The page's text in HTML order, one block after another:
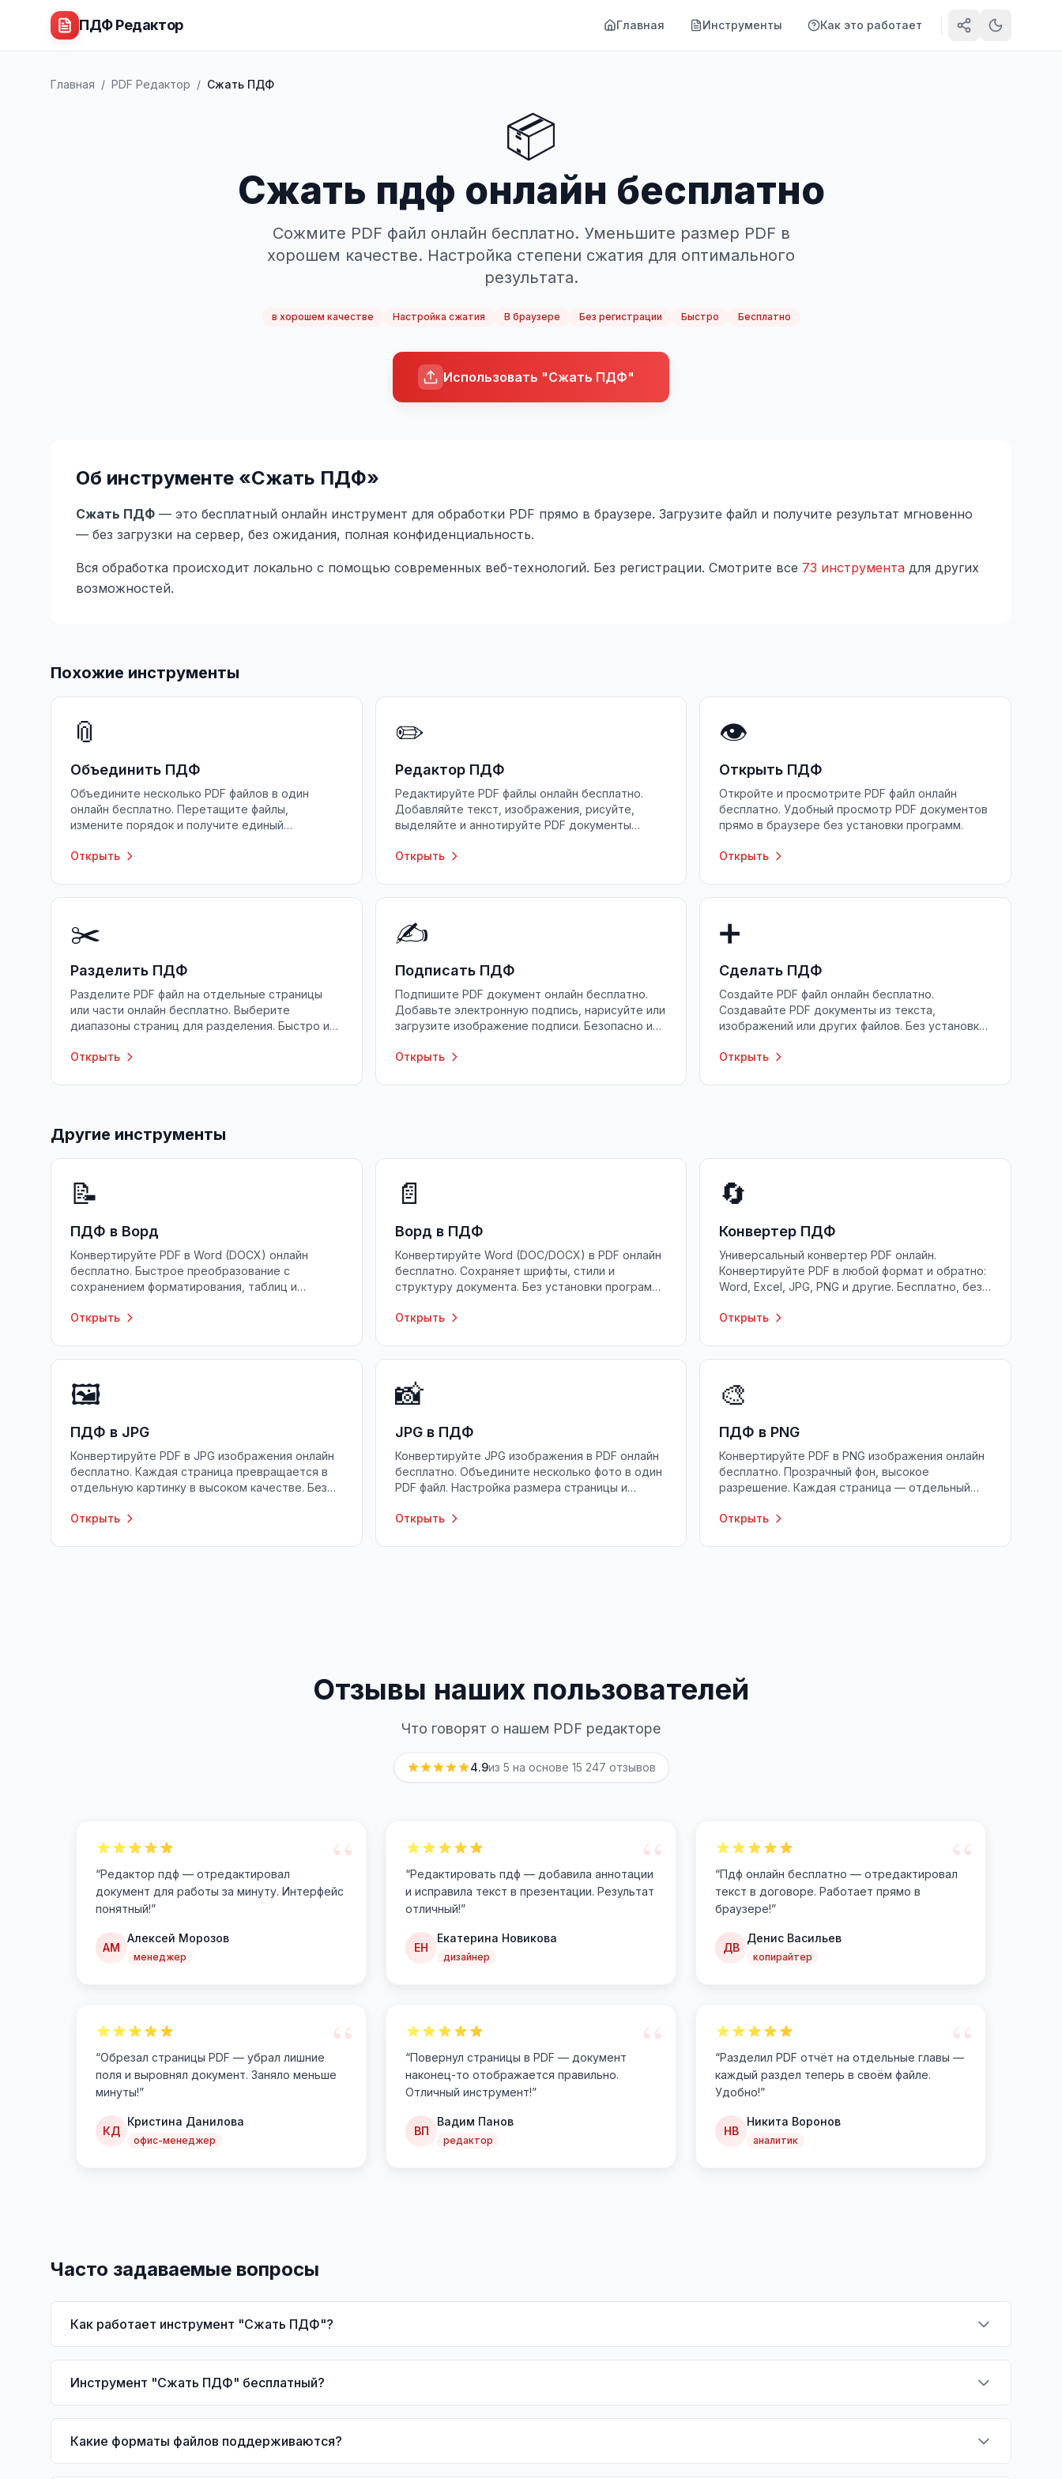
ПДФ Редактор Главная Инструменты Как это работает
Главная / PDF Редактор / Сжать ПДФ
📦
Сжать пдф онлайн бесплатно
Сожмите PDF файл онлайн бесплатно. Уменьшите размер PDF в
хорошем качестве. Настройка степени сжатия для оптимального
результата.
в хорошем качестве Настройка сжатия В браузере Без регистрации Быстро Бесплатно
Использовать "Сжать ПДФ"
Об инструменте «Сжать ПДФ»
Сжать ПДФ — это бесплатный онлайн инструмент для обработки PDF прямо в браузере. Загрузите файл и получите результат мгновенно
— без загрузки на сервер, без ожидания, полная конфиденциальность.
Вся обработка происходит локально с помощью современных веб-технологий. Без регистрации. Смотрите все 73 инструмента для других
возможностей.
Похожие инструменты
📎
Объединить ПДФ
Объедините несколько PDF файлов в один
онлайн бесплатно. Перетащите файлы,
измените порядок и получите единый
Открыть
✏️
Редактор ПДФ
Редактируйте PDF файлы онлайн бесплатно.
Добавляйте текст, изображения, рисуйте,
выделяйте и аннотируйте PDF документы
Открыть
👁️
Открыть ПДФ
Откройте и просмотрите PDF файл онлайн
бесплатно. Удобный просмотр PDF документов
прямо в браузере без установки программ.
Открыть
✂️
Разделить ПДФ
Разделите PDF файл на отдельные страницы
или части онлайн бесплатно. Выберите
диапазоны страниц для разделения. Быстро и
Открыть
✍️
Подписать ПДФ
Подпишите PDF документ онлайн бесплатно.
Добавьте электронную подпись, нарисуйте или
загрузите изображение подписи. Безопасно и
Открыть
➕
Сделать ПДФ
Создайте PDF файл онлайн бесплатно.
Создавайте PDF документы из текста,
изображений или других файлов. Без установки
Открыть
Другие инструменты
📝
ПДФ в Ворд
Конвертируйте PDF в Word (DOCX) онлайн
бесплатно. Быстрое преобразование с
сохранением форматирования, таблиц и
ограничений.
Открыть
📄
Ворд в ПДФ
Конвертируйте Word (DOC/DOCX) в PDF онлайн
бесплатно. Сохраняет шрифты, стили и
структуру документа. Без установки программ,
Открыть
🔄
Конвертер ПДФ
Универсальный конвертер PDF онлайн.
Конвертируйте PDF в любой формат и обратно:
Word, Excel, JPG, PNG и другие. Бесплатно, без
Открыть
🖼️
ПДФ в JPG
Конвертируйте PDF в JPG изображения онлайн
бесплатно. Каждая страница превращается в
отдельную картинку в высоком качестве. Без
Открыть
📸
JPG в ПДФ
Конвертируйте JPG изображения в PDF онлайн
бесплатно. Объедините несколько фото в один
PDF файл. Настройка размера страницы и
Открыть
🎨
ПДФ в PNG
Конвертируйте PDF в PNG изображения онлайн
бесплатно. Прозрачный фон, высокое
разрешение. Каждая страница — отдельный
Открыть
Отзывы наших пользователей
Что говорят о нашем PDF редакторе
4.9из 5 на основе 15 247 отзывов
“
“Редактор пдф — отредактировал
документ для работы за минуту. Интерфейс
понятный!”
АМ
Алексей Морозов
менеджер
“
“Редактировать пдф — добавила аннотации
и исправила текст в презентации. Результат
отличный!”
ЕН
Екатерина Новикова
дизайнер
“
“Пдф онлайн бесплатно — отредактировал
текст в договоре. Работает прямо в
браузере!”
ДВ
Денис Васильев
копирайтер
“
“Обрезал страницы PDF — убрал лишние
поля и выровнял документ. Заняло меньше
минуты!”
КД
Кристина Данилова
офис-менеджер
“
“Повернул страницы в PDF — документ
наконец-то отображается правильно.
Отличный инструмент!”
ВП
Вадим Панов
редактор
“
“Разделил PDF отчёт на отдельные главы —
каждый раздел теперь в своём файле.
Удобно!”
НВ
Никита Воронов
аналитик
Часто задаваемые вопросы
Как работает инструмент "Сжать ПДФ"?
Инструмент "Сжать ПДФ" бесплатный?
Какие форматы файлов поддерживаются?